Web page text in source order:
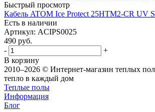
Быстрый просмотр
Кабель ATOM Ice Protect 25HTM2-CR UV
Есть в наличии
Артикул: ACIPS0025
490 руб.
-
+
В корзину
2010–2026 © Интернет-магазин теплых
тепло в каждый дом
Теплые полы
Информация
Блог